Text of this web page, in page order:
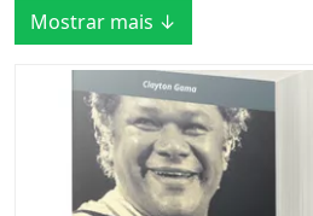
Mostrar mais ↓